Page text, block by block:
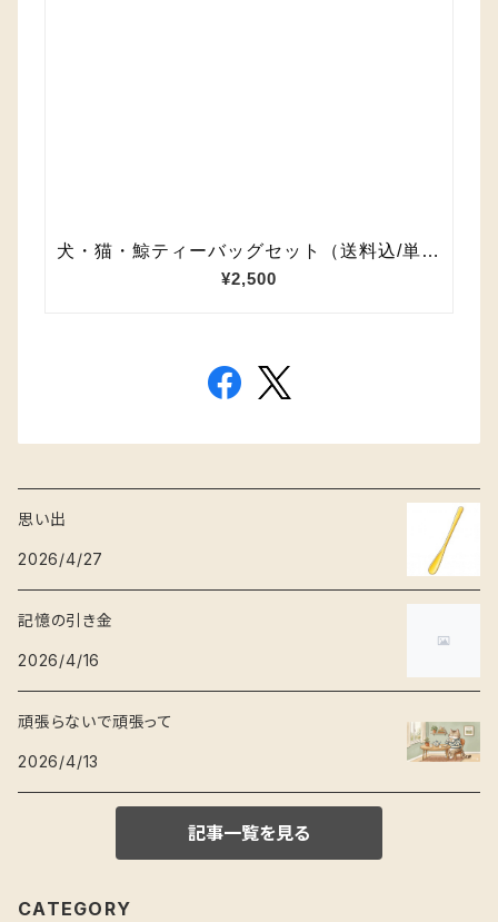
思い出
2026/4/27
記憶の引き金
2026/4/16
頑張らないで頑張って
2026/4/13
記事一覧を見る
CATEGORY